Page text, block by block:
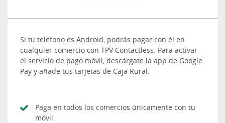
Si tu teléfono es Android, podrás pagar con él en
cualquier comercio con TPV Contactless. Para activar
el servicio de pago móvil, descárgate la app de Google
Pay y añade tus tarjetas de Caja Rural.
Paga en todos los comercios únicamente con tu
móvil